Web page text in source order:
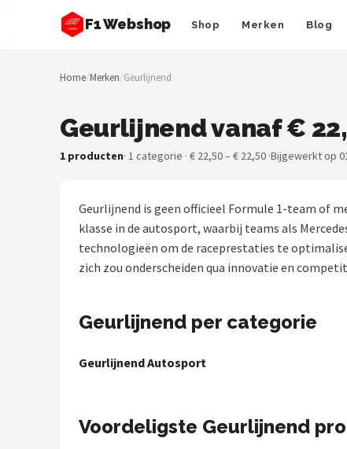
F1 Webshop Shop Merken Blog
Zoeken
NAVIGATIE
Merken
Home/Merken/Geurlijnend
Geurlijnend vanaf €
1 producten· 1 categorie · € 22,50 – € 22,50 ·Bijgewerkt op
Geurlijnend is geen officieel Formule 1-team of
klasse in de autosport, waarbij teams als
technologieën om de raceprestaties te
zich zou onderscheiden qua innovatie en
Geurlijnend per categorie
Geurlijnend Autosport
Voordeligste Geurlijnend